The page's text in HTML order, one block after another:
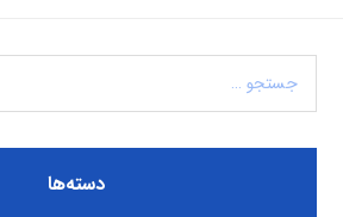
دسته‌ها